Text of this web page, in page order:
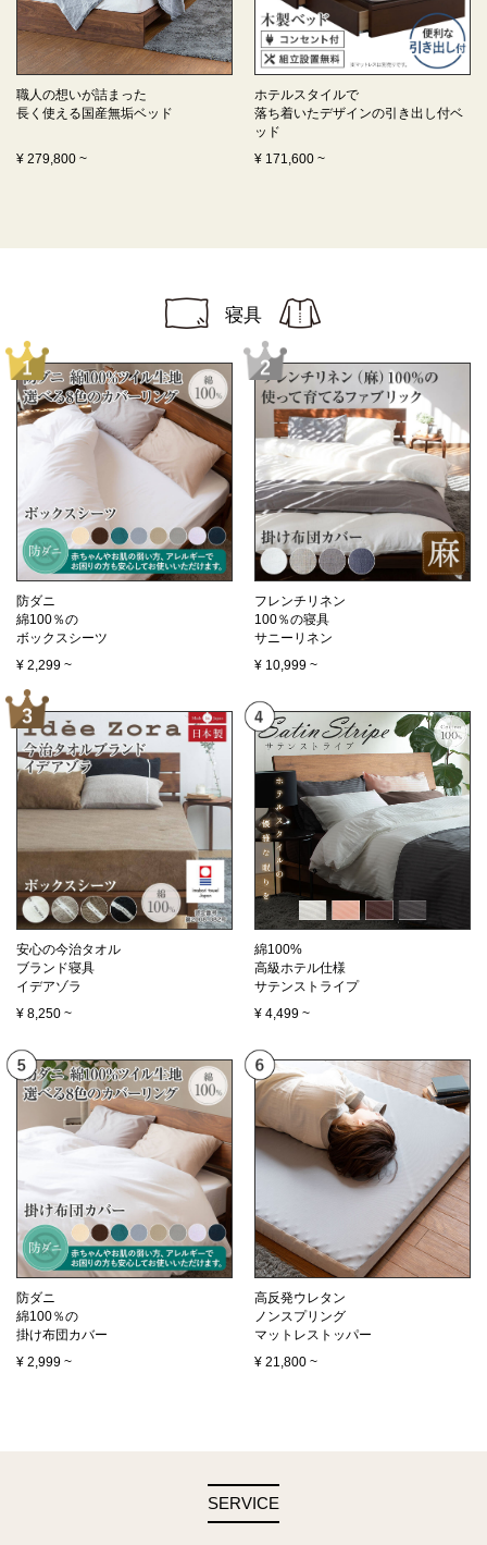
職人の想いが詰まった
長く使える 国産無垢ベッド
¥ 279,800 ~
ホテルスタイルで
落ち着いたデザインの引き出し付ベ
ッド
¥ 171,600 ~
寝具
防ダニ
綿100％の
ボックスシーツ
¥ 2,299 ~
フレンチリネン
100％の寝具
サニーリネン
¥ 10,999 ~
安心の今治タオル
ブランド寝具
イデアゾラ
¥ 8,250 ~
綿100%
高級ホテル仕様
サテンストライプ
¥ 4,499 ~
防ダニ
綿100％の
掛け布団カバー
¥ 2,999 ~
高反発ウレタン
ノンスプリング
マットレストッパー
¥ 21,800 ~
SERVICE